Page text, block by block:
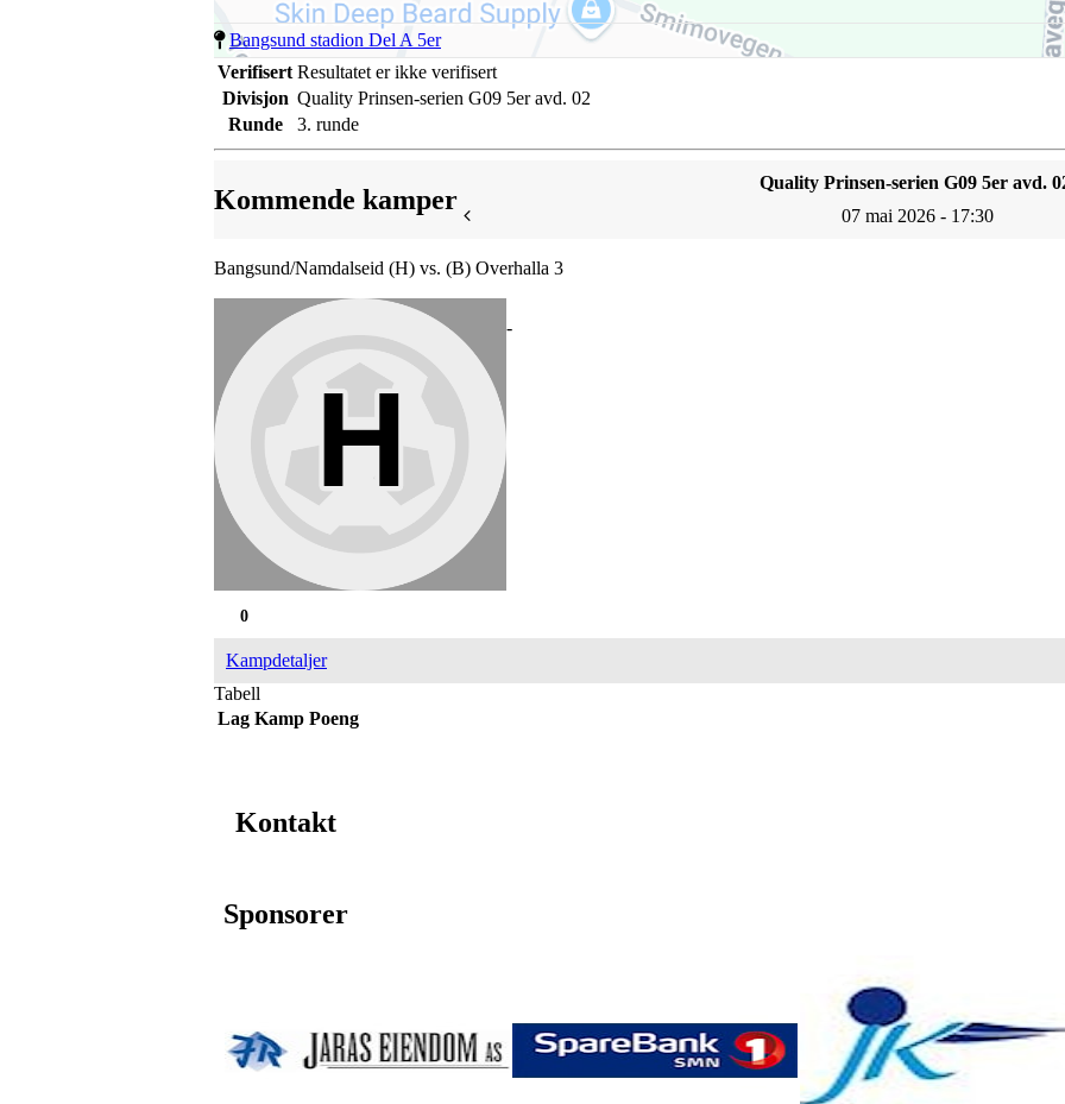
Bangsund stadion Del A 5er
Verifisert Resultatet er ikke verifisert
Divisjon Quality Prinsen-serien G09 5er avd. 02
Runde
3. runde
Kommende kamper
Quality Prinsen-serien G09 5er avd.
07 mai 2026 - 17:30
Bangsund/Namdalseid (H) vs. (B) Overhalla 3
-
0
Kampdetaljer
Tabell
Lag Kamp Poeng
Kontakt
Sponsorer